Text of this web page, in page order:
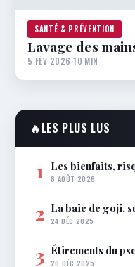
SANTÉ & PRÉVENTION
Lavage des
5 FÉV 2026·10 MIN
🔥LES PLUS LUS
1 Les bienfaits,
8 AOÛT 2026
2 La baie de goji,
24 DÉC 2025
3 Étirements du
20 DÉC 2025